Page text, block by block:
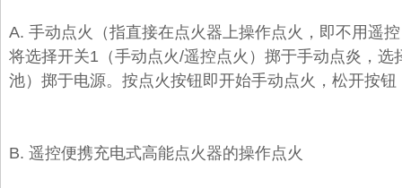
A. 手动点火
（指直接在点火器上操作点火，即不用遥
将选择开关1（手动点火/遥控点火）掷于手动点炎，选
池）掷于电源。按点火按钮即开始手动点火，松开按钮
B. 遥控便携充电式高能点火器的操作点火